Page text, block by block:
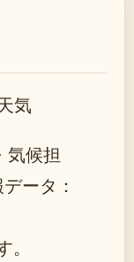
気
気候担
ータ：